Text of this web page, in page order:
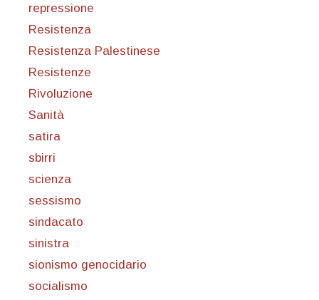
repressione
Resistenza
Resistenza Palestinese
Resistenze
Rivoluzione
Sanità
satira
sbirri
scienza
sessismo
sindacato
sinistra
sionismo genocidario
socialismo